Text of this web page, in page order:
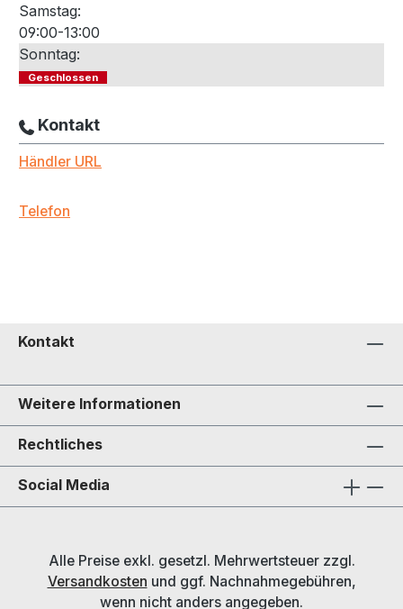
Samstag:
09:00-13:00
Sonntag:
Geschlossen
Kontakt
Händler URL
Telefon
Kontakt
Weitere Informationen
Rechtliches
Social Media
Alle Preise exkl. gesetzl. Mehrwertsteuer zzgl.
Versandkosten und ggf. Nachnahmegebühren,
wenn nicht anders angegeben.